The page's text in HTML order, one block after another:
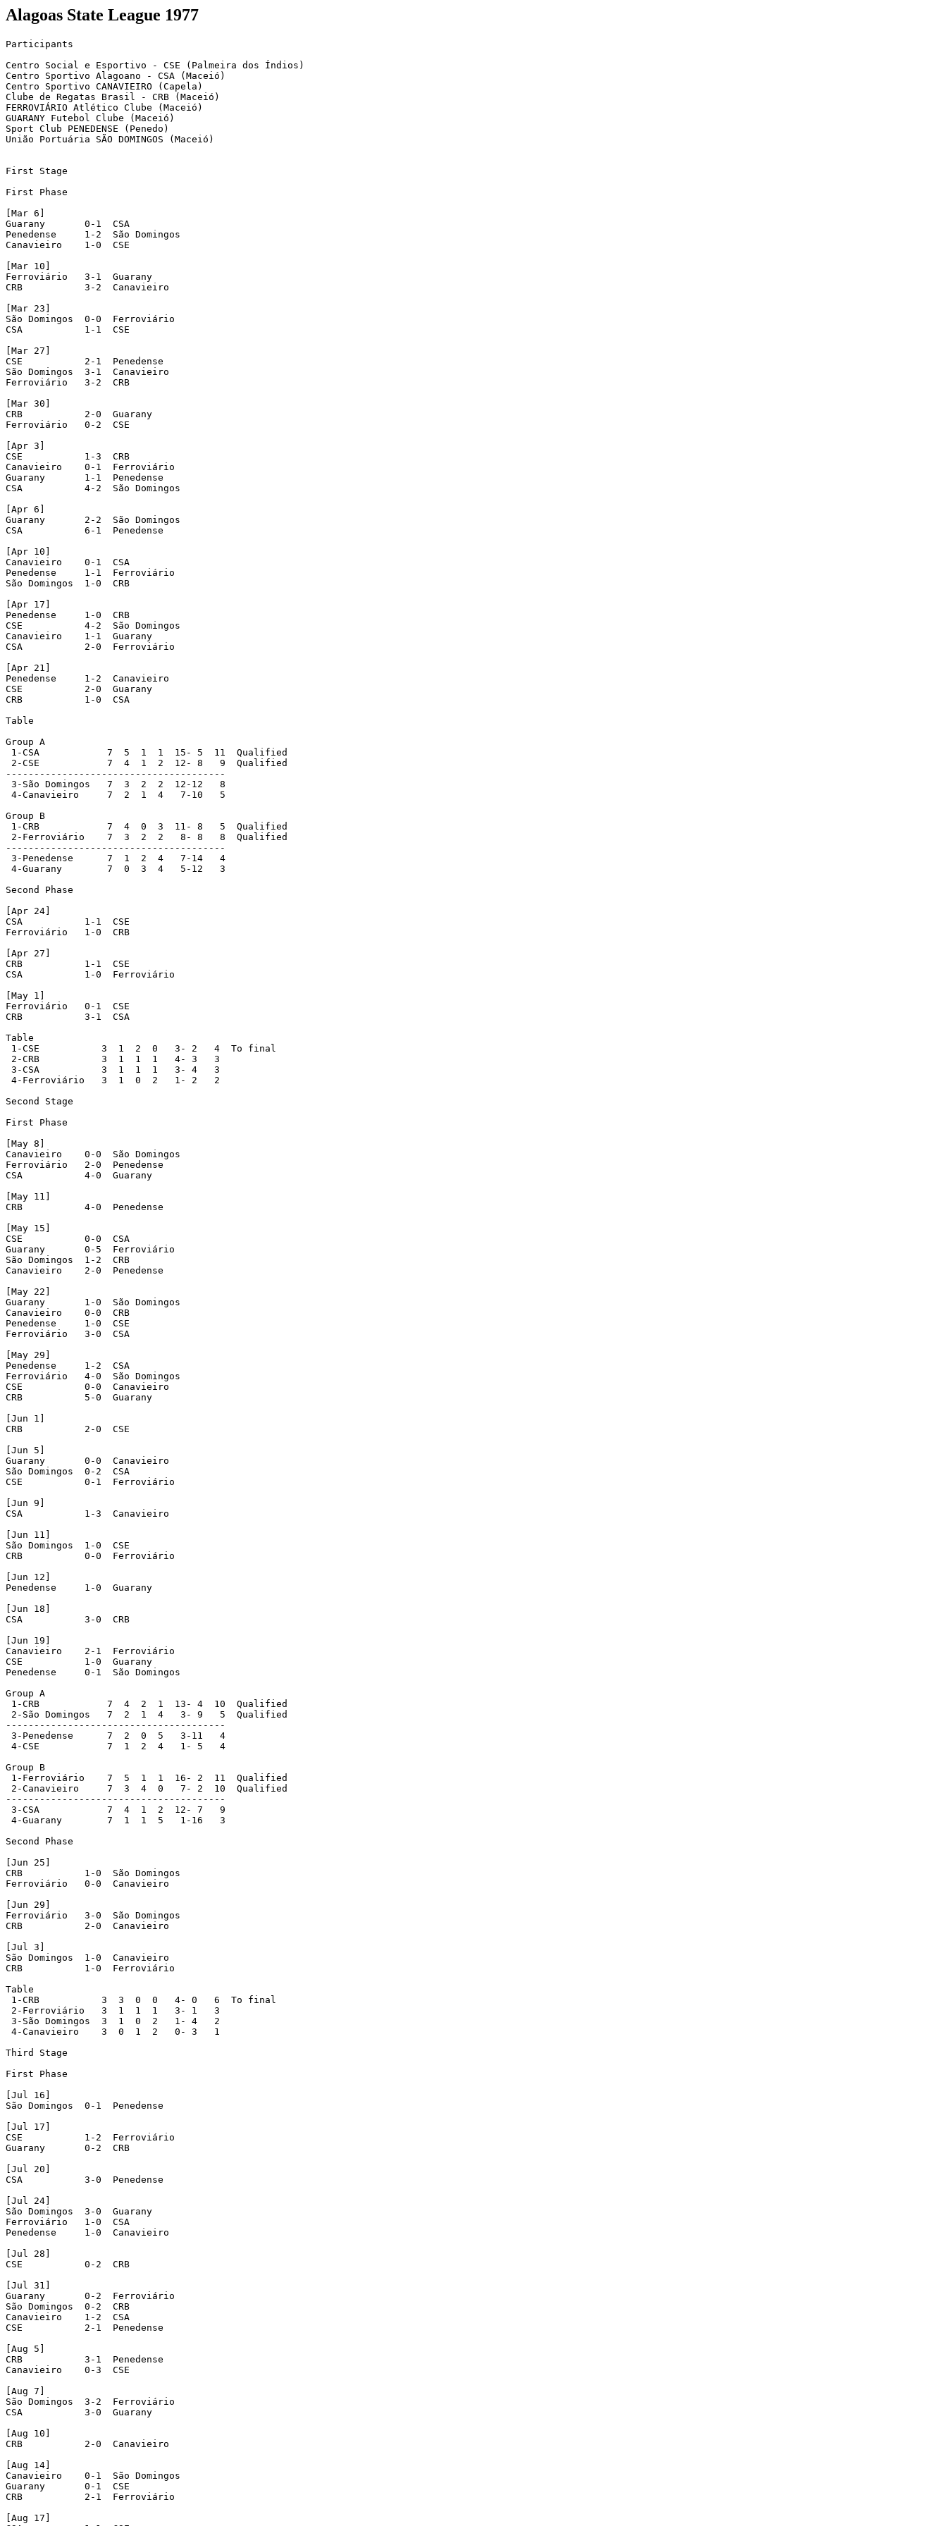
Alagoas State League 1977
Participants
Centro Social e Esportivo - CSE (Palmeira dos Índios)
Centro Sportivo Alagoano - CSA (Maceió)
Centro Sportivo CANAVIEIRO (Capela)
Clube de Regatas Brasil - CRB (Maceió)
FERROVIÁRIO Atlético Clube (Maceió)
GUARANY Futebol Clube (Maceió)
Sport Club PENEDENSE (Penedo)
União Portuária SÃO DOMINGOS (Maceió)
First Stage
First Phase
[Mar 6]
Guarany       0-1  CSA
Penedense     1-2  São Domingos
Canavieiro    1-0  CSE
[Mar 10]
Ferroviário   3-1  Guarany
CRB           3-2  Canavieiro
[Mar 23]
São Domingos  0-0  Ferroviário
CSA           1-1  CSE
[Mar 27]
CSE           2-1  Penedense
São Domingos  3-1  Canavieiro
Ferroviário   3-2  CRB
[Mar 30]
CRB           2-0  Guarany
Ferroviário   0-2  CSE
[Apr 3]
CSE           1-3  CRB
Canavieiro    0-1  Ferroviário
Guarany       1-1  Penedense
CSA           4-2  São Domingos
[Apr 6]
Guarany       2-2  São Domingos
CSA           6-1  Penedense
[Apr 10]
Canavieiro    0-1  CSA
Penedense     1-1  Ferroviário
São Domingos  1-0  CRB
[Apr 17]
Penedense     1-0  CRB
CSE           4-2  São Domingos
Canavieiro    1-1  Guarany
CSA           2-0  Ferroviário
[Apr 21]
Penedense     1-2  Canavieiro
CSE           2-0  Guarany
CRB           1-0  CSA
Table
Group A
1-CSA            7  5  1  1  15- 5  11  Qualified
2-CSE            7  4  1  2  12- 8   9  Qualified
---------------------------------------
3-São Domingos   7  3  2  2  12-12   8
4-Canavieiro     7  2  1  4   7-10   5
Group B
1-CRB            7  4  0  3  11- 8   5  Qualified
2-Ferroviário    7  3  2  2   8- 8   8  Qualified
---------------------------------------
3-Penedense      7  1  2  4   7-14   4
4-Guarany        7  0  3  4   5-12   3
Second Phase
[Apr 24]
CSA           1-1  CSE
Ferroviário   1-0  CRB
[Apr 27]
CRB           1-1  CSE
CSA           1-0  Ferroviário
[May 1]
Ferroviário   0-1  CSE
CRB           3-1  CSA
Table
1-CSE           3  1  2  0   3- 2   4  To final
2-CRB           3  1  1  1   4- 3   3
3-CSA           3  1  1  1   3- 4   3
4-Ferroviário   3  1  0  2   1- 2   2
Second Stage
First Phase
[May 8]
Canavieiro    0-0  São Domingos
Ferroviário   2-0  Penedense
CSA           4-0  Guarany
[May 11]
CRB           4-0  Penedense
[May 15]
CSE           0-0  CSA
Guarany       0-5  Ferroviário
São Domingos  1-2  CRB
Canavieiro    2-0  Penedense
[May 22]
Guarany       1-0  São Domingos
Canavieiro    0-0  CRB
Penedense     1-0  CSE
Ferroviário   3-0  CSA
[May 29]
Penedense     1-2  CSA
Ferroviário   4-0  São Domingos
CSE           0-0  Canavieiro
CRB           5-0  Guarany
[Jun 1]
CRB           2-0  CSE
[Jun 5]
Guarany       0-0  Canavieiro
São Domingos  0-2  CSA
CSE           0-1  Ferroviário
[Jun 9]
CSA           1-3  Canavieiro
[Jun 11]
São Domingos  1-0  CSE
CRB           0-0  Ferroviário
[Jun 12]
Penedense     1-0  Guarany
[Jun 18]
CSA           3-0  CRB
[Jun 19]
Canavieiro    2-1  Ferroviário
CSE           1-0  Guarany
Penedense     0-1  São Domingos
Group A
1-CRB            7  4  2  1  13- 4  10  Qualified
2-São Domingos   7  2  1  4   3- 9   5  Qualified
---------------------------------------
3-Penedense      7  2  0  5   3-11   4
4-CSE            7  1  2  4   1- 5   4
Group B
1-Ferroviário    7  5  1  1  16- 2  11  Qualified
2-Canavieiro     7  3  4  0   7- 2  10  Qualified
---------------------------------------
3-CSA            7  4  1  2  12- 7   9
4-Guarany        7  1  1  5   1-16   3
Second Phase
[Jun 25]
CRB           1-0  São Domingos
Ferroviário   0-0  Canavieiro
[Jun 29]
Ferroviário   3-0  São Domingos
CRB           2-0  Canavieiro
[Jul 3]
São Domingos  1-0  Canavieiro
CRB           1-0  Ferroviário
Table
1-CRB           3  3  0  0   4- 0   6  To final
2-Ferroviário   3  1  1  1   3- 1   3
3-São Domingos  3  1  0  2   1- 4   2
4-Canavieiro    3  0  1  2   0- 3   1
Third Stage
First Phase
[Jul 16]
São Domingos  0-1  Penedense
[Jul 17]
CSE           1-2  Ferroviário
Guarany       0-2  CRB
[Jul 20]
CSA           3-0  Penedense
[Jul 24]
São Domingos  3-0  Guarany
Ferroviário   1-0  CSA
Penedense     1-0  Canavieiro
[Jul 28]
CSE           0-2  CRB
[Jul 31]
Guarany       0-2  Ferroviário
São Domingos  0-2  CRB
Canavieiro    1-2  CSA
CSE           2-1  Penedense
[Aug 5]
CRB           3-1  Penedense
Canavieiro    0-3  CSE
[Aug 7]
São Domingos  3-2  Ferroviário
CSA           3-0  Guarany
[Aug 10]
CRB           2-0  Canavieiro
[Aug 14]
Canavieiro    0-1  São Domingos
Guarany       0-1  CSE
CRB           2-1  Ferroviário
[Aug 17]